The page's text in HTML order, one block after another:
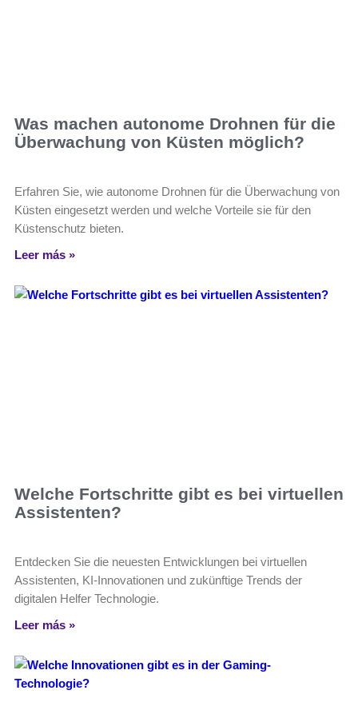
Was machen autonome Drohnen für die
Überwachung von Küsten möglich?
Erfahren Sie, wie autonome Drohnen für die Überwachung von
Küsten eingesetzt werden und welche Vorteile sie für den
Küstenschutz bieten.
Leer más »
Welche Fortschritte gibt es bei virtuellen
Assistenten?
Entdecken Sie die neuesten Entwicklungen bei virtuellen
Assistenten, KI-Innovationen und zukünftige Trends der
digitalen Helfer Technologie.
Leer más »